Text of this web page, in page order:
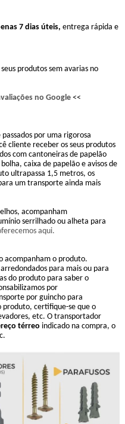
7 dias úteis, entrega rápida e
produtos sem avarias no
no Google <<
por uma rigorosa
cliente receber os seus produtos
com cantoneiras de papelão
caixa de papelão e avisos de
ultrapassa 1,5 metros, os
um transporte ainda mais
acompanham
serrilhado ou alheta para
aqui.
acompanham o produto.
para mais ou para
do produto para saber o
por
por guincho para
produto, certifique-se que o
etc. O transportador
térreo indicado na compra, o